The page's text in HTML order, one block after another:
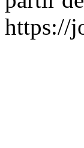
https://